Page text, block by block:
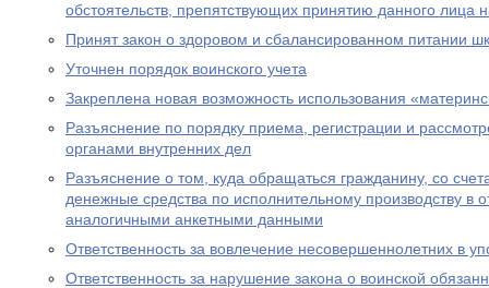
обстоятельств, препятствующих принятию данного лица
Принят закон о здоровом и сбалансированном питании
Уточнен порядок воинского учета
Закреплена новая возможность использования
Разъяснение по порядку приема, регистрации и
органами внутренних дел
Разъяснение о том, куда обращаться гражданину, со
денежные средства по исполнительному производству в
аналогичными анкетными данными
Ответственность за вовлечение несовершеннолетних в
Ответственность за нарушение закона о воинской